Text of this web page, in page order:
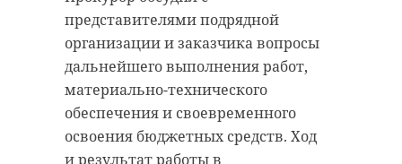
представителями подрядной
организации и заказчика вопросы
дальнейшего выполнения работ,
материально-технического
обеспечения и своевременного
освоения бюджетных средств. Ход
и результат работы в